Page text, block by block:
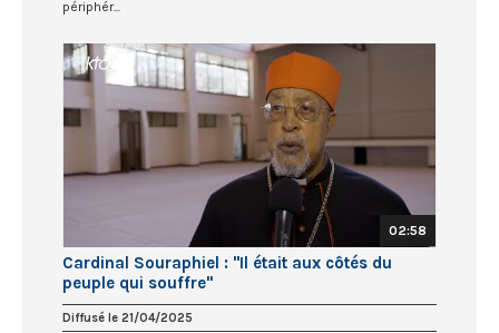
périphér...
02:58
Cardinal Souraphiel : "Il était aux côtés du
peuple qui souffre"
Diffusé le 21/04/2025